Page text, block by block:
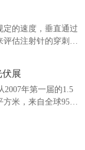
定的速度，垂直通过
估注射针的穿刺
展
2007年第一届的1.5
方米，来自全球95个